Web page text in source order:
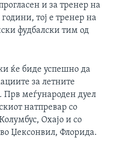
и за тренер на
тој е тренер на
фудбалски тим од
ќе биде успешно да
за летните
меѓународен дуел
натпревар со
Охајо и со
Џексонвил, Флорида.